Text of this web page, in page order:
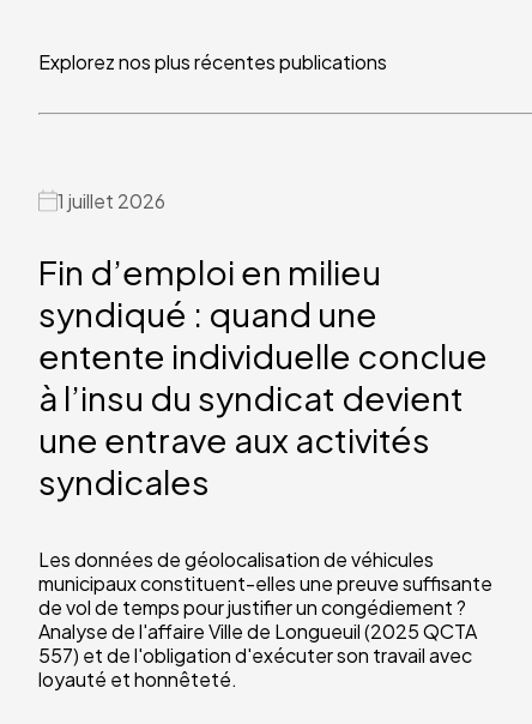
Explorez nos plus récentes publications
1 juillet 2026
Fin d’emploi en milieu
syndiqué : quand une
entente individuelle conclue
à l’insu du syndicat devient
une entrave aux activités
syndicales
Les données de géolocalisation de véhicules
municipaux constituent-elles une preuve suffisante
de vol de temps pour justifier un congédiement ?
Analyse de l'affaire Ville de Longueuil (2025 QCTA
557) et de l'obligation d'exécuter son travail avec
loyauté et honnêteté.